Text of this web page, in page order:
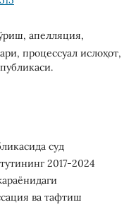
апелляция,
процессуал ислоҳот,
суд
2017-2024
ва тафтиш